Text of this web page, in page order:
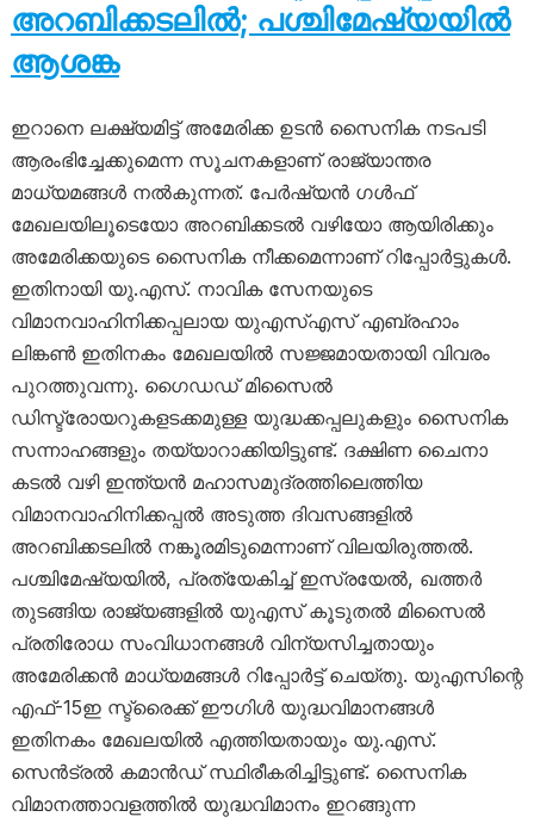
അറബിക്കടലിൽ; പശ്ചിമേഷ്യയിൽ
ആശങ്ക
ഇറാനെ ലക്ഷ്യമിട്ട് അമേരിക്ക ഉടൻ സൈനിക നടപടി
ആരംഭിച്ചേക്കുമെന്ന സൂചനകളാണ് രാജ്യാന്തര
മാധ്യമങ്ങൾ നൽകുന്നത്. പേര്‍ഷ്യൻ ഗൾഫ്
മേഖലയിലൂടെയോ അറബിക്കടൽ വഴിയോ ആയിരിക്കും
അമേരിക്കയുടെ സൈനിക നീക്കമെന്നാണ് റിപ്പോർട്ടുകൾ.
ഇതിനായി യു.എസ്. നാവിക സേനയുടെ
വിമാനവാഹിനിക്കപ്പലായ യുഎസ്എസ് എബ്രഹാം
ലിങ്കൺ ഇതിനകം മേഖലയിൽ സജ്ജമായതായി വിവരം
പുറത്തുവന്നു. ഗൈഡഡ് മിസൈൽ
ഡിസ്ട്രോയറുകളടക്കമുള്ള യുദ്ധക്കപ്പലുകളും സൈനിക
സന്നാഹങ്ങളും തയ്യാറാക്കിയിട്ടുണ്ട്. ദക്ഷിണ ചൈനാ
കടൽ വഴി ഇന്ത്യൻ മഹാസമുദ്രത്തിലെത്തിയ
വിമാനവാഹിനിക്കപ്പൽ അടുത്ത ദിവസങ്ങളിൽ
അറബിക്കടലിൽ നങ്കൂരമിടുമെന്നാണ് വിലയിരുത്തൽ.
പശ്ചിമേഷ്യയിൽ, പ്രത്യേകിച്ച് ഇസ്രയേൽ, ഖത്തർ
തുടങ്ങിയ രാജ്യങ്ങളിൽ യുഎസ് കൂടുതൽ മിസൈൽ
പ്രതിരോധ സംവിധാനങ്ങൾ വിന്യസിച്ചതായും
അമേരിക്കൻ മാധ്യമങ്ങൾ റിപ്പോർട്ട് ചെയ്തു. യുഎസിന്റെ
എഫ്-15ഇ സ്ട്രൈക്ക് ഈഗിൾ യുദ്ധവിമാനങ്ങൾ
ഇതിനകം മേഖലയിൽ എത്തിയതായും യു.എസ്.
സെൻട്രൽ കമാൻഡ് സ്ഥിരീകരിച്ചിട്ടുണ്ട്. സൈനിക
വിമാനത്താവളത്തിൽ യുദ്ധവിമാനം ഇറങ്ങുന്ന